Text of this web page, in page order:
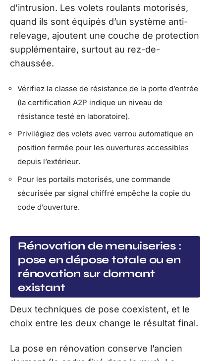
d’intrusion. Les volets roulants motorisés,
quand ils sont équipés d’un système anti-
relevage, ajoutent une couche de protection
supplémentaire, surtout au rez-de-
chaussée.
Vérifiez la classe de résistance de la porte d’entrée
(la certification A2P indique un niveau de
résistance testé en laboratoire).
Privilégiez des volets avec verrou automatique en
position fermée pour les ouvertures accessibles
depuis l’extérieur.
Pour les portails motorisés, une commande
sécurisée par signal chiffré empêche la copie du
code d’ouverture.
Rénovation de menuiseries :
pose en dépose totale ou en
rénovation sur dormant
existant
Deux techniques de pose coexistent, et le
choix entre les deux change le résultat final.
La pose en rénovation conserve l’ancien